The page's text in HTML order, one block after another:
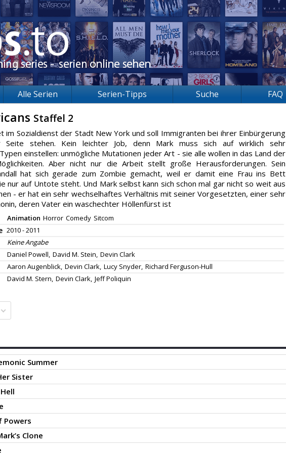
Alle Serien Serien-Tipps Suche FAQ
Staffel 2
im Sozialdienst der Stadt New York und soll Immigranten bei ihrer Einbürgerung
stehen. Kein leichter Job, denn Mark muss sich auf wirklich sehr
einstellen: unmögliche Mutationen jeder Art - sie alle wollen in das Land der
Aber nicht nur die Arbeit stellt große Herausforderungen. Sein
hat sich gerade zum Zombie gemacht, weil er damit eine Frau ins Bett
nur auf Untote steht. Und Mark selbst kann sich schon mal gar nicht so weit aus
- er hat ein sehr wechselhaftes Verhältnis mit seiner Vorgesetzten, einer sehr
deren Vater ein waschechter Höllenfürst ist
Animation Horror Comedy Sitcom
2010 - 2011
Keine Angabe
Daniel Powell, David M. Stein, Devin Clark
Aaron Augenblick, Devin Clark, Lucy Snyder, Richard Ferguson-Hull
David M. Stern, Devin Clark, Jeff Poliquin
Summer
Sister
Powers
Clone